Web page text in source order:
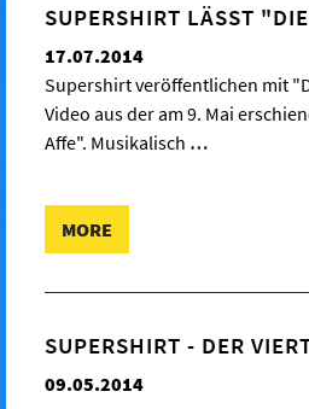
SUPERSHIRT LÄSST
17.07.2014
Supershirt veröffentlichen mit
Video aus der am 9. Mai
Affe". Musikalisch …
MORE
SUPERSHIRT - DER
09.05.2014